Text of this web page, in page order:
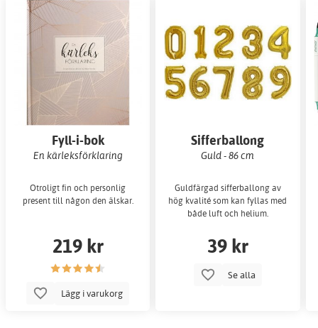
Fyll-i-bok
En kärleksförklaring
Otroligt fin och personlig
present till någon den älskar.
219 kr
Lägg i varukorg
Sifferballong
Guld - 86 cm
Guldfärgad sifferballong av
hög kvalité som kan fyllas med
både luft och helium.
39 kr
Se alla